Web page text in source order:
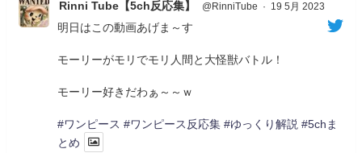
Rinni Tube【5ch反応集】 @RinniTube · 19 5月 2023
明日はこの動画あげま～す
モーリーがモリでモリ人間と大怪獣バトル！
モーリー好きだわぁ～～ｗ
#ワンピース #ワンピース反応集 #ゆっくり解説 #5chま
とめ